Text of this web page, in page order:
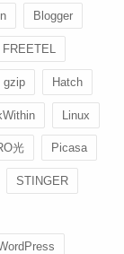
Blogger
FREETEL
gzip Hatch
Linux
光 Picasa
STINGER